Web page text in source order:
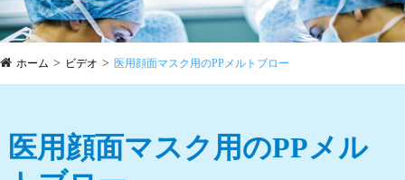
ホーム ビデオ 医用顔面マスク用のPPメルトブロー
医用顔面マスク用のPPメル